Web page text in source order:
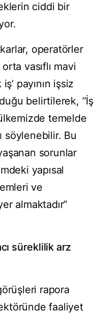
ciddi bir
operatörler
vasıflı mavi
payının işsiz
belirtilerek, “İş
temelde
söylenebilir. Bu
sorunlar
yapısal
ve
almaktadır”
süreklilik arz
rapora
faaliyet